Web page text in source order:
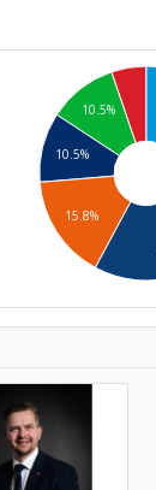
10.5%
10.5%
15.8%